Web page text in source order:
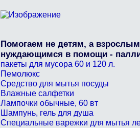
Помогаем не детям, а
нуждающимся в помощи -
пакеты для мусора 60 и 120 л.
Пемолюкс
Средство для мытья посуды
Влажные салфетки
Лампочки обычные, 60 вт
Шампунь, гель для душа
Специальные варежки для мытья